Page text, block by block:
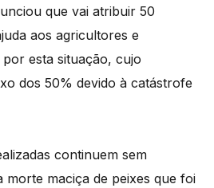
que vai atribuir 50
aos agricultores e
esta situação, cujo
dos 50% devido à catástrofe
continuem sem
morte maciça de peixes que foi